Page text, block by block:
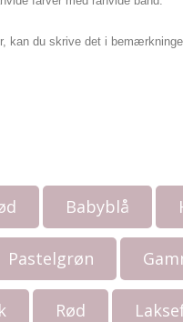
Events
kan du skrive det i
Babyblå
Pastelgrøn
Rød